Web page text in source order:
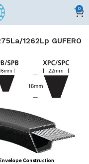
0
1262Lp GUFERO